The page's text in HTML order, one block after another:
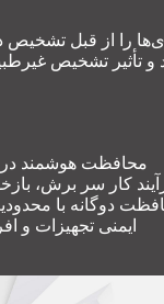
را از قبل
تأثیر تشخیص
محافظت هوشمند در
کار سر برش،
دوگانه با
ایمنی تجهیزات و